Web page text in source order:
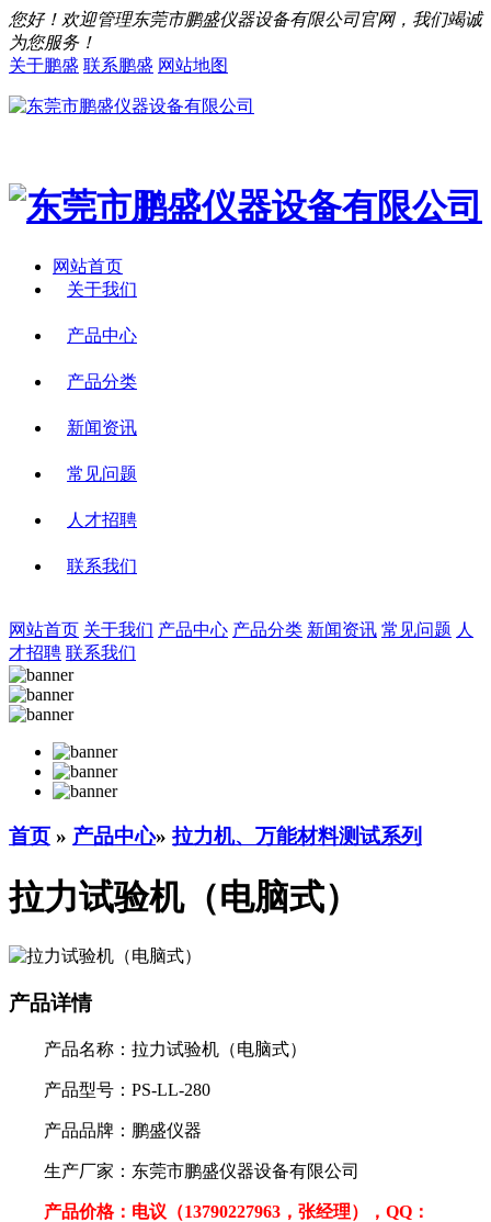
您好！欢迎管理东莞市鹏盛仪器设备有限公司官网，我们竭诚
为您服务！
关于鹏盛 联系鹏盛 网站地图
网站首页
关于我们
产品中心
产品分类
新闻资讯
常见问题
人才招聘
联系我们
网站首页 关于我们 产品中心 产品分类 新闻资讯 常见问题 人
才招聘 联系我们
首页 » 产品中心» 拉力机、万能材料测试系列
拉力试验机（电脑式）
产品详情
产品名称：拉力试验机（电脑式）
产品型号：PS-LL-280
产品品牌：鹏盛仪器
生产厂家：东莞市鹏盛仪器设备有限公司
产品价格：电议（13790227963，张经理），QQ：